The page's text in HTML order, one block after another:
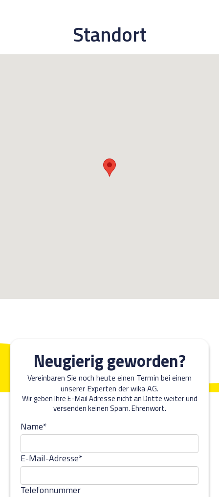
Standort
Neugierig geworden?
Vereinbaren Sie noch heute einen Termin bei einem
unserer Experten der wika AG.
Wir geben Ihre E-Mail Adresse nicht an Dritte weiter und
versenden keinen Spam. Ehrenwort.
Name*
E-Mail-Adresse*
Telefonnummer